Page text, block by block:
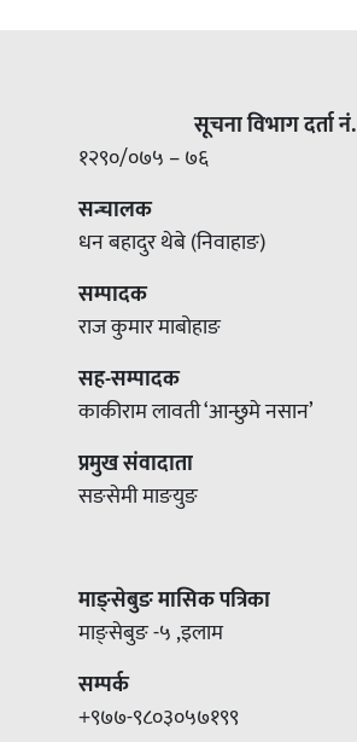
सूचना विभाग दर्ता नं.
१२९०/०७५ – ७६
सन्चालक
धन बहादुर थेबे (निवाहाङ)
सम्पादक
राज कुमार माबोहाङ
सह-सम्पादक
काकीराम लावती ‘आन्छुमे नसान’
प्रमुख संवादाता
सङसेमी माङयुङ
माङ्सेबुङ मासिक पत्रिका
माङ्सेबुङ -५ ,इलाम
सम्पर्क
+९७७-९८०३०५७१९९